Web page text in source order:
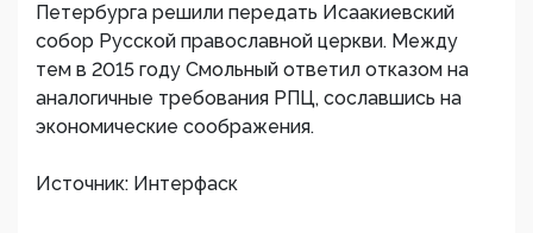
Петербурга решили передать Исаакиевский
собор Русской православной церкви. Между
тем в 2015 году Смольный ответил отказом на
аналогичные требования РПЦ, сославшись на
экономические соображения.
Источник: Интерфаск